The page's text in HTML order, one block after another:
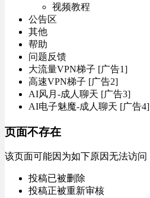
视频教程
公告区
其他
帮助
问题反馈
大流量VPN梯子 [广告1]
高速VPN梯子 [广告2]
AI风月-成人聊天 [广告3]
AI电子魅魔-成人聊天 [广告4]
页面不存在
该页面可能因为如下原因无法访问
投稿已被删除
投稿正被重新审核